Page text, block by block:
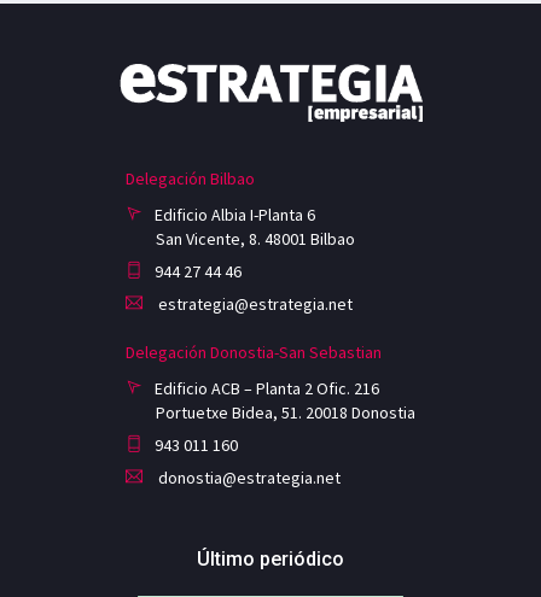
Delegación Bilbao
Edificio Albia I-Planta 6
San Vicente, 8. 48001 Bilbao
944 27 44 46
estrategia@estrategia.net
Delegación Donostia-San Sebastian
Edificio ACB – Planta 2 Ofic. 216
Portuetxe Bidea, 51. 20018 Donostia
943 011 160
donostia@estrategia.net
Último periódico